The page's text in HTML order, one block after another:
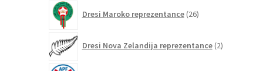
Dresi Maroko reprezentance 26izdelkov
Dresi Nova Zelandija reprezentance 2izdelka